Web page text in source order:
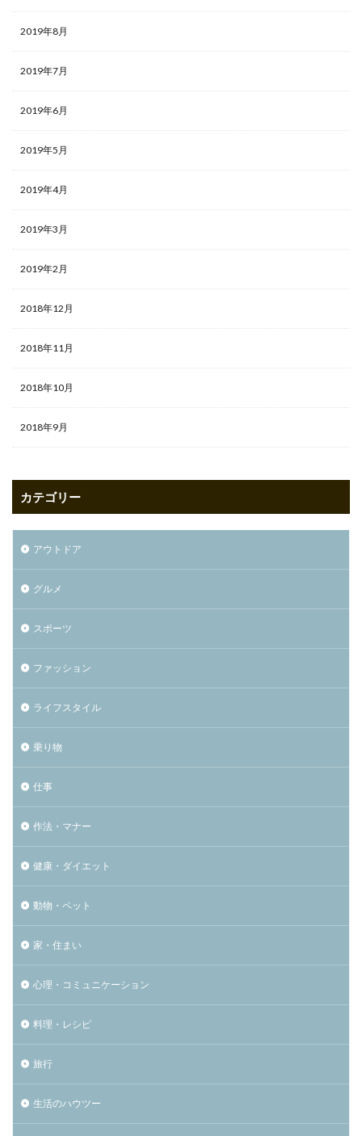
2019年8月
2019年7月
2019年6月
2019年5月
2019年4月
2019年3月
2019年2月
2018年12月
2018年11月
2018年10月
2018年9月
カテゴリー
アウトドア
グルメ
スポーツ
ファッション
ライフスタイル
乗り物
仕事
作法・マナー
健康・ダイエット
動物・ペット
家・住まい
心理・コミュニケーション
料理・レシピ
旅行
生活のハウツー